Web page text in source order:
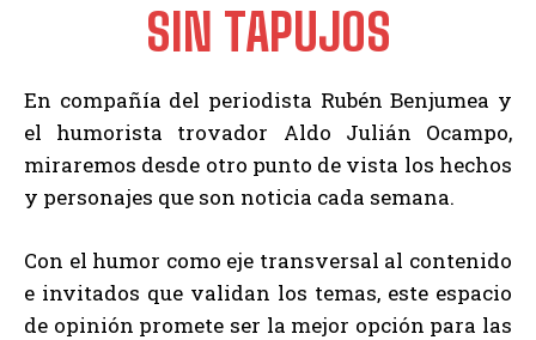
SIN TAPUJOS
En compañía del periodista Rubén Benjumea y
el humorista trovador Aldo Julián Ocampo,
miraremos desde otro punto de vista los hechos
y personajes que son noticia cada semana.
Con el humor como eje transversal al contenido
e invitados que validan los temas, este espacio
de opinión promete ser la mejor opción para las